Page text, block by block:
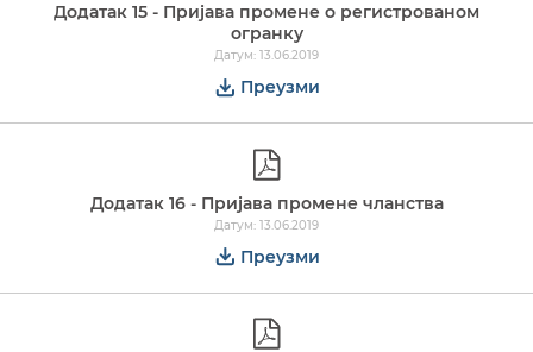
Додатак 15 - Пријава промене о регистрованом
огранку
Датум: 13.06.2019
Преузми
Додатак 16 - Пријава промене чланства
Датум: 13.06.2019
Преузми